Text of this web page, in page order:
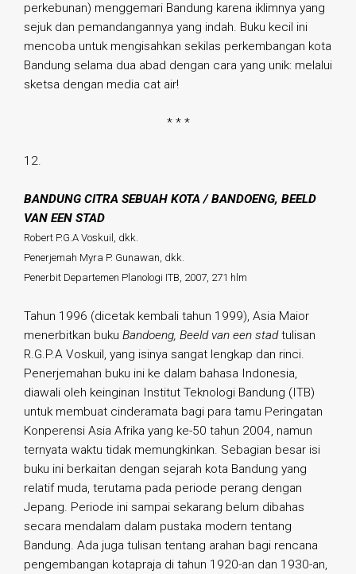
perkebunan) menggemari Bandung karena iklimnya yang
sejuk dan pemandangannya yang indah. Buku kecil ini
mencoba untuk mengisahkan sekilas perkembangan kota
Bandung selama dua abad dengan cara yang unik: melalui
sketsa dengan media cat air!
* * *
12.
BANDUNG CITRA SEBUAH KOTA / BANDOENG, BEELD
VAN EEN STAD
Robert P.G.A Voskuil, dkk.
Penerjemah Myra P. Gunawan, dkk.
Penerbit Departemen Planologi ITB, 2007, 271 hlm
Tahun 1996 (dicetak kembali tahun 1999), Asia Maior
menerbitkan buku Bandoeng, Beeld van een stadtulisan
R.G.P.A Voskuil, yang isinya sangat lengkap dan rinci.
Penerjemahan buku ini ke dalam bahasa Indonesia,
diawali oleh keinginan Institut Teknologi Bandung (ITB)
untuk membuat cinderamata bagi para tamu Peringatan
Konperensi Asia Afrika yang ke-50 tahun 2004, namun
ternyata waktu tidak memungkinkan. Sebagian besar isi
buku ini berkaitan dengan sejarah kota Bandung yang
relatif muda, terutama pada periode perang dengan
Jepang. Periode ini sampai sekarang belum dibahas
secara mendalam dalam pustaka modern tentang
Bandung. Ada juga tulisan tentang arahan bagi rencana
pengembangan kotapraja di tahun 1920-an dan 1930-an,